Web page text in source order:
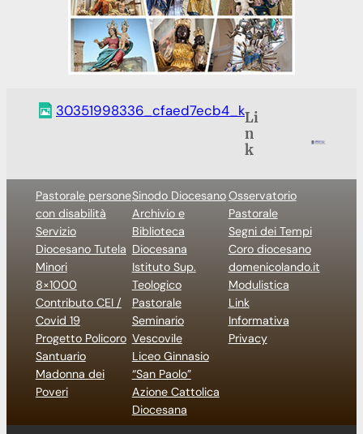
30351998336_cfaed7ecb4_kLi
n
k
Pastorale persone
con disabilità
Servizio
Diocesano Tutela
Minori
8×1000
Contributo CEI /
Covid 19
Progetto Policoro
Santuario
Madonna dei
Poveri
Sinodo Diocesano
Archivio e
Biblioteca
Diocesana
Istituto Sup.
Teologico
Pastorale
Seminario
Vescovile
Liceo Ginnasio
“San Paolo”
Azione Cattolica
Diocesana
Osservatorio
Pastorale
Segni dei Tempi
Coro diocesano
domenicolando.it
Modulistica
Link
Informativa
Privacy